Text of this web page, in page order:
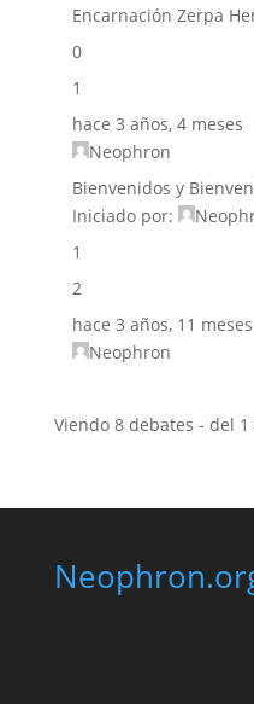
Encarnación Zerpa
0
1
hace 3 años, 4 meses
Neophron
Bienvenidos y
Iniciado por:
1
2
hace 3 años, 11 meses
Neophron
Viendo 8 debates - del